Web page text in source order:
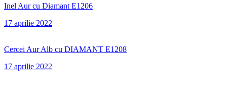
Inel Aur cu Diamant E1206
17 aprilie 2022
Cercei Aur Alb cu DIAMANT E1208
17 aprilie 2022